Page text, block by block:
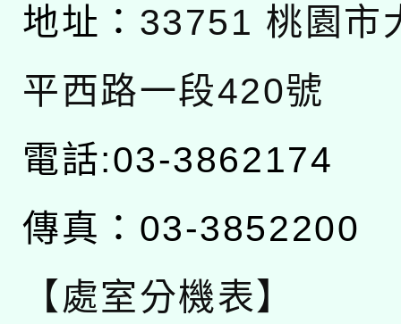
地址： 33751 桃園市
平西路一段420號
電話:03-3862174
傳真：03-3852200
【處室分機表】